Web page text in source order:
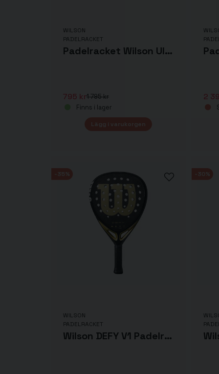
WILSON
PADELRACKET
Padelracket Wilson Ultra Team V2 Padel 2
1 795 kr
795 kr
Finns i lager
Lägg i varukorgen
2
WILSON
PADELRACKET
Wilson DEFY V1 Padelracket
-35% -30%